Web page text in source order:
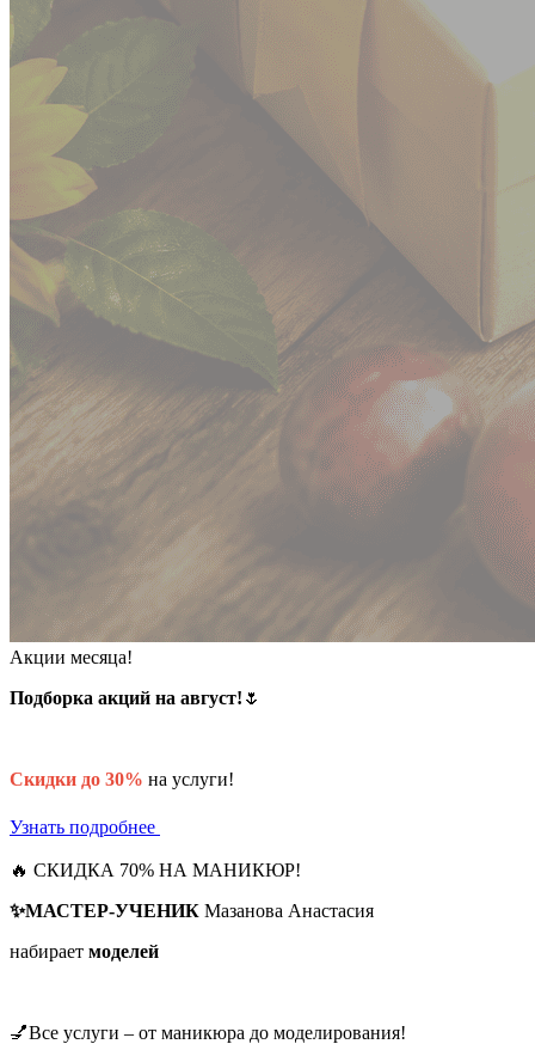
Акции месяца!
Подборка акций на август! 🌷
Скидки до 30% на услуги!
Узнать подробнее
🔥 СКИДКА 70% НА МАНИКЮР!
✨МАСТЕР-УЧЕНИК Мазанова Анастасия
набирает моделей
💅Все услуги – от маникюра до моделирования!